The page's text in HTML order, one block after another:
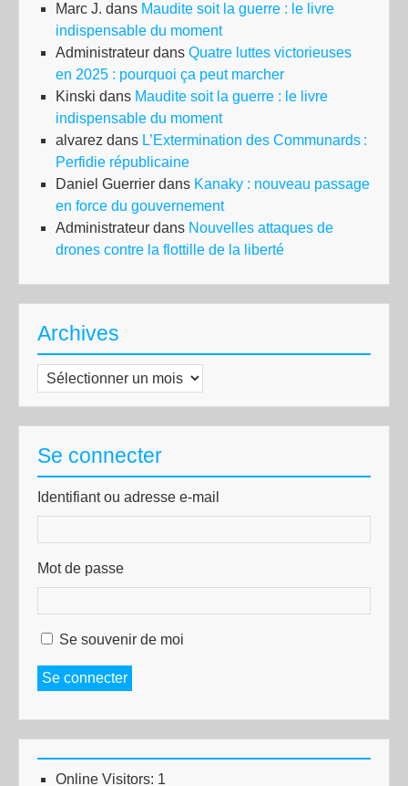
Marc J. dans Maudite soit la guerre : le livre
indispensable du moment
Administrateur dans Quatre luttes victorieuses
en 2025 : pourquoi ça peut marcher
Kinski dans Maudite soit la guerre : le livre
indispensable du moment
alvarez dans L’Extermination des Communards :
Perfidie républicaine
Daniel Guerrier dans Kanaky : nouveau passage
en force du gouvernement
Administrateur dans Nouvelles attaques de
drones contre la flottille de la liberté
Archives
Archives
Se connecter
Identifiant ou adresse e-mail
Mot de passe
Se souvenir de moi
Se connecter
Online Visitors: 1